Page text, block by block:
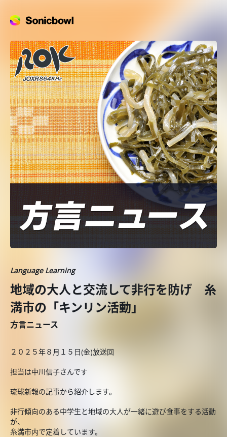
Language Learning
地域の大人と交流して非行を防げ 糸
満市の「キンリン活動」
方言ニュース
２０２５年８月１５日(金)放送回
担当は中川信子さんです
琉球新報の記事から紹介します。
非行傾向のある中学生と地域の大人が一緒に遊び食事をする活動
が、
糸満市内で定着しています。